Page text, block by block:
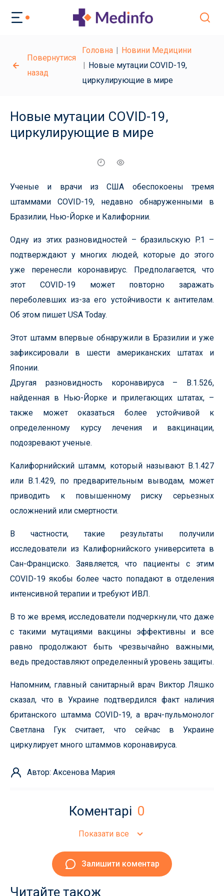
Повернутися
назад
Головна
Новини Медицини
Новые мутации COVID-19,
циркулирующие в мире
Новые мутации COVID-19,
циркулирующие в мире
Ученые и врачи из США обеспокоены тремя
штаммами COVID-19, недавно обнаруженными в
Бразилии, Нью-Йорке и Калифорнии.
Одну из этих разновидностей – бразильскую P.1 –
подтверждают у многих людей, которые до этого
уже перенесли коронавирус. Предполагается, что
этот COVID-19 может повторно заражать
переболевших из-за его устойчивости к антителам.
Об этом пишет USA Today.
Этот штамм впервые обнаружили в Бразилии и уже
зафиксировали в шести американских штатах и
Японии.
Другая разновидность коронавируса – B.1.526,
найденная в Нью-Йорке и прилегающих штатах, –
также может оказаться более устойчивой к
определенному курсу лечения и вакцинации,
подозревают ученые.
Калифорнийский штамм, который называют B.1.427
или B.1.429, по предварительным выводам, может
приводить к повышенному риску серьезных
осложнений или смертности.
В частности, такие результаты получили
исследователи из Калифорнийского университета в
Сан-Франциско. Заявляется, что пациенты с этим
COVID-19 якобы более часто попадают в отделения
интенсивной терапии и требуют ИВЛ.
В то же время, исследователи подчеркнули, что даже
с такими мутациями вакцины эффективны и все
равно продолжают быть чрезвычайно важными,
ведь предоставляют определенный уровень защиты.
Напомним, главный санитарный врач Виктор Ляшко
сказал, что в Украине подтвердился факт наличия
британского штамма COVID-19, а врач-пульмонолог
Светлана Гук считает, что сейчас в Украине
циркулирует много штаммов коронавируса.
Автор: Аксенова Мария
Коментарі 0
Показати все
Залишити коментар
Читайте також